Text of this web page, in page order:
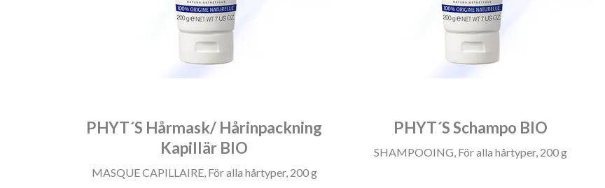
PHYT´S Hårmask/ Hårinpackning
Kapillär BIO
MASQUE CAPILLAIRE, För alla hårtyper, 200 g
PHYT´S Schampo BIO
SHAMPOOING, För alla hårtyper, 200 g